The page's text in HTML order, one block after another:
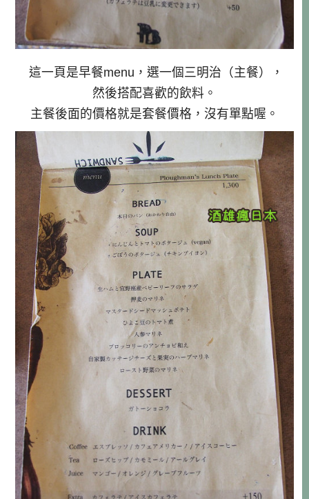
這一頁是早餐menu，選一個三明治（主餐），
然後搭配喜歡的飲料。
主餐後面的價格就是套餐價格，沒有單點喔。